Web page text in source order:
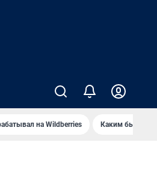
на Wildberries Каким было